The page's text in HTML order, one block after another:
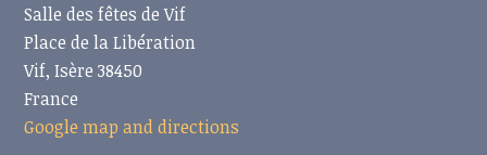
Salle des fêtes de Vif
Place de la Libération
Vif, Isère 38450
France
Google map and directions